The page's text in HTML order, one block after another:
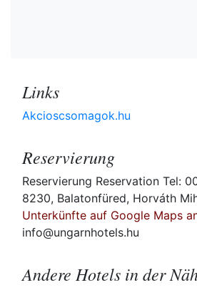
Links
Akcioscsomagok.hu
Reservierung
Reservierung Reservation Tel:
8230, Balatonfüred, Horváth
Unterkünfte auf Google Maps
info@ungarnhotels.hu
Andere Hotels in der